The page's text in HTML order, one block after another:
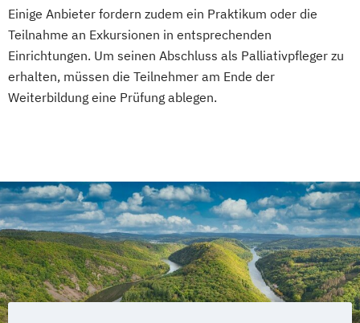
Einige Anbieter fordern zudem ein Praktikum oder die
Teilnahme an Exkursionen in entsprechenden
Einrichtungen. Um seinen Abschluss als Palliativpfleger zu
erhalten, müssen die Teilnehmer am Ende der
Weiterbildung eine Prüfung ablegen.